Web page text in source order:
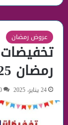
عروض رمضان
رمضان 2025
24 يناير، 2025